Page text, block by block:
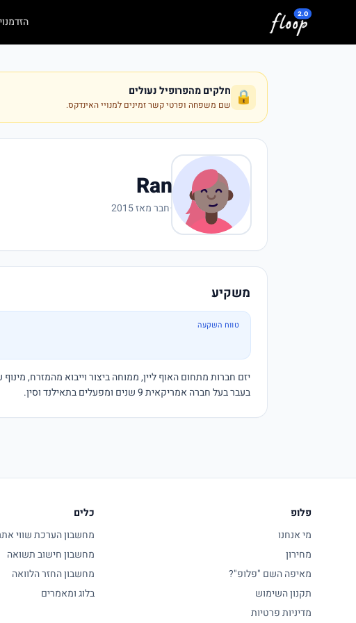
דלג לתוכן המרכזי
🔒 חלקים מהפרופיל נעולים
שם משפחה ופרטי קשר זמינים למנויי האינדקס.
Ran
·חבר מאז 2015
משקיע
טווח השקעה
בעבר בעל חברה אמריקאית 9 שנים ומפעלים בתאילנד וסין.
פלופ
מי אנחנו
מחירון
מאיפה השם "פלופ"?
תקנון השימוש
מדיניות פרטיות
כלים
מחשבון הערכת שווי
מחשבון חישוב תשואה
מחשבון החזר הלוואה
בלוג ומאמרים